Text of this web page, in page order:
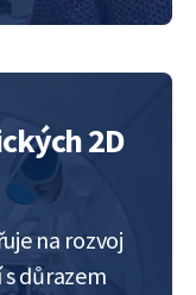
2D
na rozvoj
důrazem